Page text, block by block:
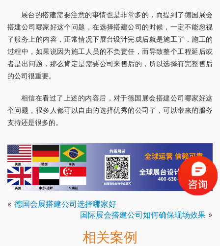
展台的搭建需要注意的事情也是非常多的，而提到了德国展会
搭建公司哪家好这个问题，在选择搭建公司的时候，一定不能忽视
了服务上的内容，正常情况下展台设计完成后就是施工了，施工的
过程中，如果说因为施工人员的不负责任，而导致整个工程延后或
者是出问题，那么肯定是需要公司来售后的，所以选择有完整售后
的公司很重要。
相信在看过了上述的内容后，对于德国展会搭建公司哪家好这
个问题，很多人都可以自由的选择优秀的公司了，可以带来的服务
支持还是很多的。
« 德国会展搭建公司选择哪家好
国际展会搭建公司如何确保现场效果 »
相关案例